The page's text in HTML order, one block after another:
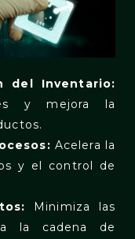
del Inventario:
y mejora la
Acelera la
y el control de
Minimiza las
la cadena de